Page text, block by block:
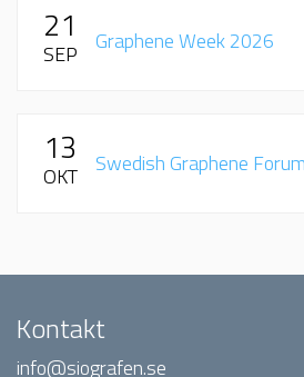
21
SEP Graphene Week 2026
13
OKT Swedish Graphene
Kontakt
info@siografen.se